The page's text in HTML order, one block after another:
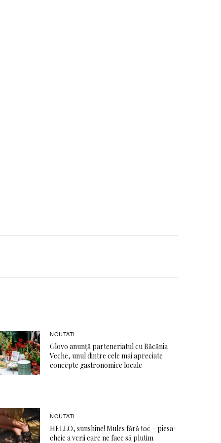
NOUTATI
Glovo anunță parteneriatul cu Băcănia
Veche, unul dintre cele mai apreciate
concepte gastronomice locale
NOUTATI
HELLO, sunshine! Mules fără toc – piesa-
cheie a verii care ne face să plutim